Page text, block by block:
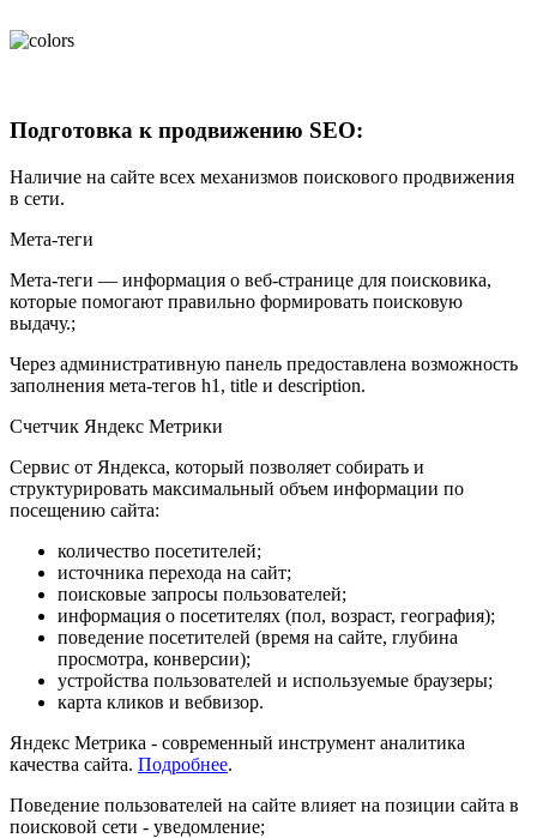
Подготовка к продвижению SEO:
Наличие на сайте всех механизмов поискового продвижения
в сети.
Мета-теги
Мета-теги — информация о веб-странице для поисковика,
которые помогают правильно формировать поисковую
выдачу.;
Через административную панель предоставлена возможность
заполнения мета-тегов h1, title и description.
Счетчик Яндекс Метрики
Сервис от Яндекса, который позволяет собирать и
структурировать максимальный объем информации по
посещению сайта:
количество посетителей;
источника перехода на сайт;
поисковые запросы пользователей;
информация о посетителях (пол, возраст, география);
поведение посетителей (время на сайте, глубина
просмотра, конверсии);
устройства пользователей и используемые браузеры;
карта кликов и вебвизор.
Яндекс Метрика - современный инструмент аналитика
качества сайта. Подробнее.
Поведение пользователей на сайте влияет на позиции сайта в
поисковой сети - уведомление;